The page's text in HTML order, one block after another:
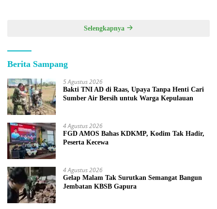
Selengkapnya
Berita Sampang
5 Agustus 2026
Bakti TNI AD di Raas, Upaya Tanpa Henti Cari
Sumber Air Bersih untuk Warga Kepulauan
4 Agustus 2026
FGD AMOS Bahas KDKMP, Kodim Tak Hadir,
Peserta Kecewa
4 Agustus 2026
Gelap Malam Tak Surutkan Semangat Bangun
Jembatan KBSB Gapura